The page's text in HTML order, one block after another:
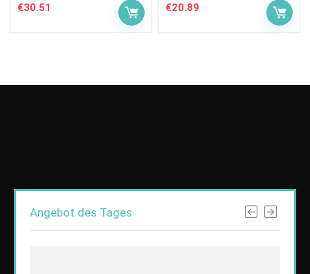
€30.51 €20.89
Angebot des Tages